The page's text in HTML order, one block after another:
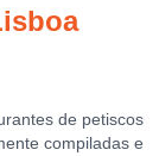
de petiscos
compiladas e